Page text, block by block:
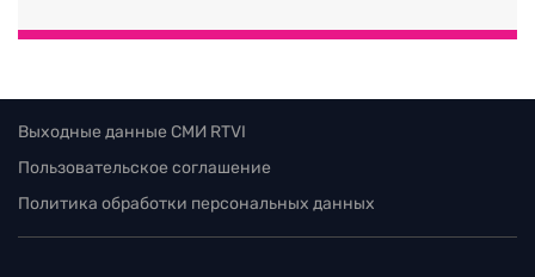
Выходные данные СМИ RTVI
Пользовательское соглашение
Политика обработки персональных данных